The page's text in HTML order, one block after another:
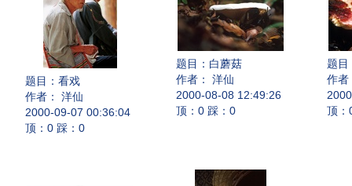
题目： 看戏
作者： 洋仙
2000-09-07 00:36:04
顶：0 踩：0
题目： 白蘑菇
作者： 洋仙
2000-08-08 12:49:26
顶：0 踩：0
题目
作者
顶：